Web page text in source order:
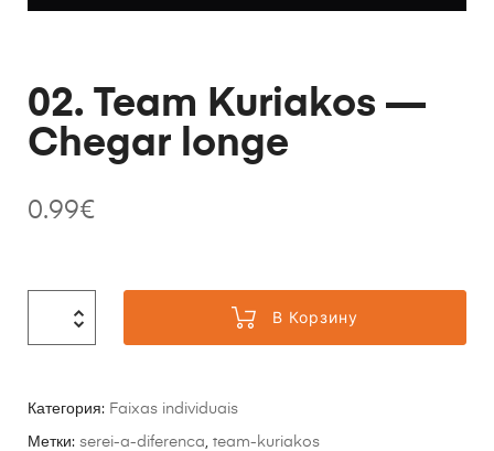
02. Team Kuriakos —
Chegar longe
0.99€
В Корзину
Категория: Faixas individuais
Метки: serei-a-diferenca team-kuriakos